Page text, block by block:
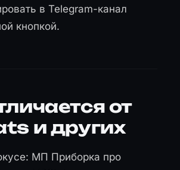
в Telegram-канал
кнопкой.
от
и других
МП Приборка про